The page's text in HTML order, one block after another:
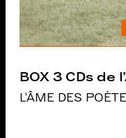
BOX 3 CDs de
L'ÂME DES